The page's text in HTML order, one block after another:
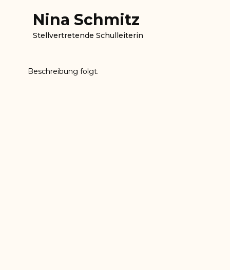
Nina Schmitz
Stellvertretende Schulleiterin
Beschreibung folgt.